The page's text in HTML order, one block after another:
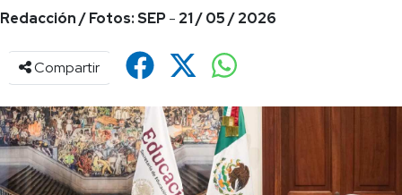
Redacción / Fotos: SEP - 21 / 05 / 2026
Compartir